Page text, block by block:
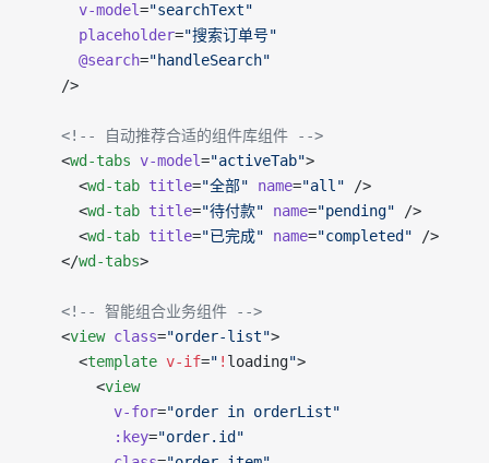
      v-model
="searchText"
      placeholder
="搜索订单号"
      @search
="handleSearch"
    />
    <!-- 自动推荐合适的组件库组件 -->
    <
wd-tabs v-model="activeTab">
      <
wd-tab title="全部" name="all" />
      <
wd-tab title="待付款" name="pending" />
      <
wd-tab title="已完成" name="completed" />
    </
wd-tabs>
    <!-- 智能组合业务组件 -->
    <
view class="order-list">
      <
template v-if=" ! loading">
        <
view
          v-for
="order in orderList"
          :key
="order.id"